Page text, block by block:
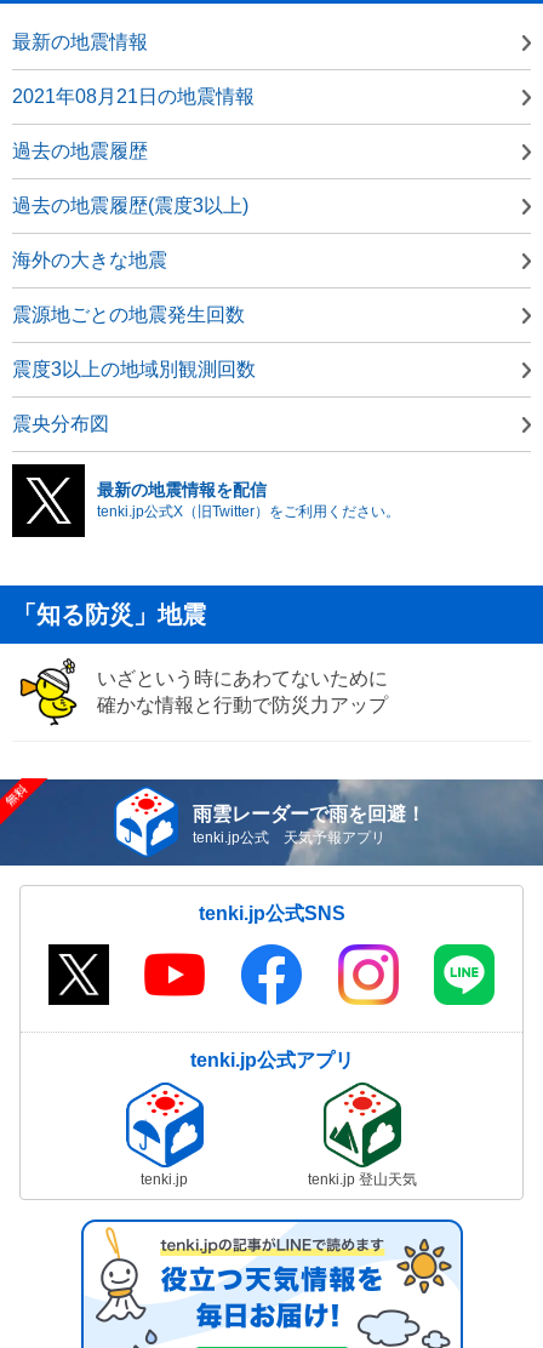
最新の地震情報
2021年08月21日の地震情報
過去の地震履歴
過去の地震履歴(震度3以上)
海外の大きな地震
震源地ごとの地震発生回数
震度3以上の地域別観測回数
震央分布図
最新の地震情報を配信
tenki.jp公式X（旧Twitter）をご利用ください。
「知る防災」地震
いざという時にあわてないために
確かな情報と行動で防災力アップ
雨雲レーダーで雨を回避！
tenki.jp公式 天気予報アプリ
tenki.jp公式SNS
tenki.jp公式アプリ
tenki.jp tenki.jp 登山天気